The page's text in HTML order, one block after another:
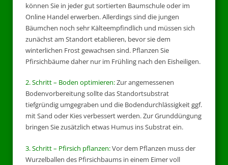
können Sie in jeder gut sortierten Baumschule oder im
Online Handel erwerben. Allerdings sind die jungen
Bäumchen noch sehr Kälteempfindlich und müssen sich
zunächst am Standort etablieren, bevor sie dem
winterlichen Frost gewachsen sind. Pflanzen Sie
Pfirsichbäume daher nur im Frühling nach den Eisheiligen.
2. Schritt – Boden optimieren:Zur angemessenen
Bodenvorbereitung sollte das Standortsubstrat
tiefgründig umgegraben und die Bodendurchlässigkeit ggf.
mit Sand oder Kies verbessert werden. Zur Grunddüngung
bringen Sie zusätzlich etwas Humus ins Substrat ein.
3. Schritt – Pfirsich pflanzen:Vor dem Pflanzen muss der
Wurzelballen des Pfirsichbaums in einem Eimer voll